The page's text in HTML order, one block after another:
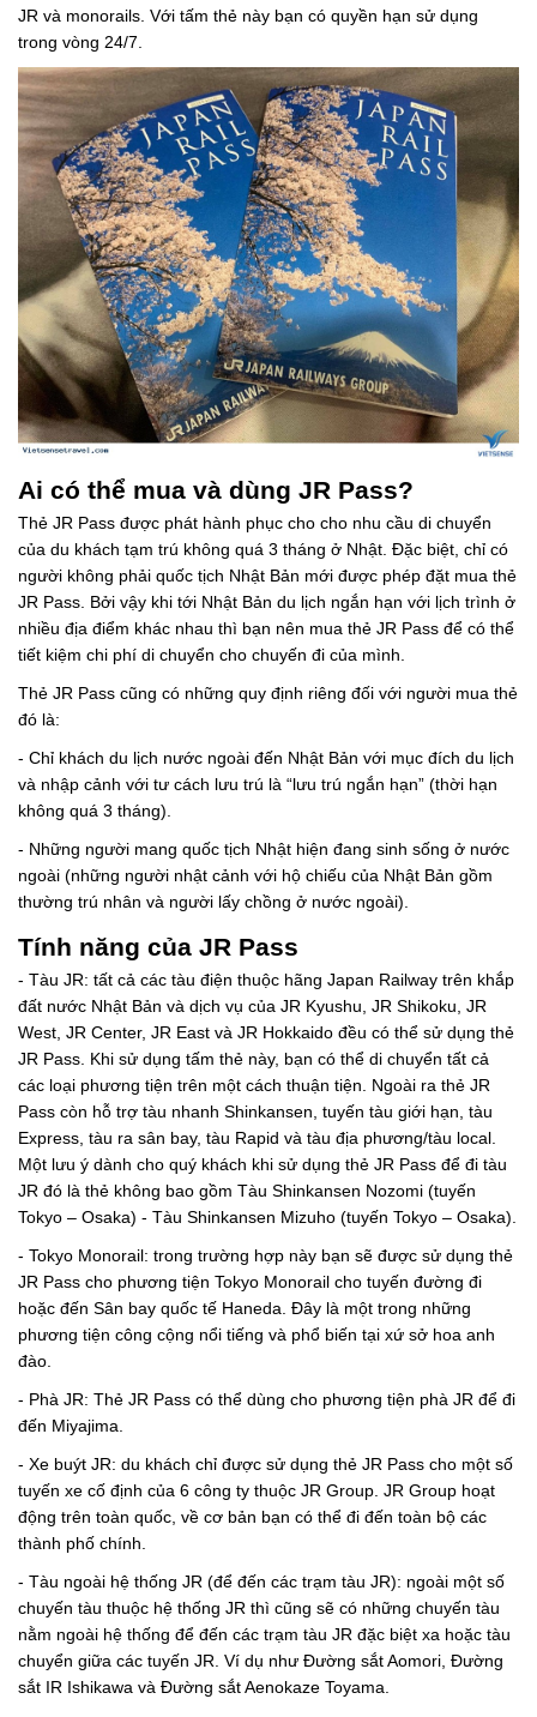
JR và monorails. Với tấm thẻ này bạn có quyền hạn sử dụng
trong vòng 24/7.
Ai có thể mua và dùng JR Pass?
Thẻ JR Pass được phát hành phục cho cho nhu cầu di chuyển
của du khách tạm trú không quá 3 tháng ở Nhật. Đặc biệt, chỉ có
người không phải quốc tịch Nhật Bản mới được phép đặt mua thẻ
JR Pass. Bởi vậy khi tới Nhật Bản du lịch ngắn hạn với lịch trình ở
nhiều địa điểm khác nhau thì bạn nên mua thẻ JR Pass để có thể
tiết kiệm chi phí di chuyển cho chuyến đi của mình.
Thẻ JR Pass cũng có những quy định riêng đối với người mua thẻ
đó là:
- Chỉ khách du lịch nước ngoài đến Nhật Bản với mục đích du lịch
và nhập cảnh với tư cách lưu trú là “lưu trú ngắn hạn” (thời hạn
không quá 3 tháng).
- Những người mang quốc tịch Nhật hiện đang sinh sống ở nước
ngoài (những người nhật cảnh với hộ chiếu của Nhật Bản gồm
thường trú nhân và người lấy chồng ở nước ngoài).
Tính năng của JR Pass
- Tàu JR: tất cả các tàu điện thuộc hãng Japan Railway trên khắp
đất nước Nhật Bản và dịch vụ của JR Kyushu, JR Shikoku, JR
West, JR Center, JR East và JR Hokkaido đều có thể sử dụng thẻ
JR Pass. Khi sử dụng tấm thẻ này, bạn có thể di chuyển tất cả
các loại phương tiện trên một cách thuận tiện. Ngoài ra thẻ JR
Pass còn hỗ trợ tàu nhanh Shinkansen, tuyến tàu giới hạn, tàu
Express, tàu ra sân bay, tàu Rapid và tàu địa phương/tàu local.
Một lưu ý dành cho quý khách khi sử dụng thẻ JR Pass để đi tàu
JR đó là thẻ không bao gồm Tàu Shinkansen Nozomi (tuyến
Tokyo – Osaka) - Tàu Shinkansen Mizuho (tuyến Tokyo – Osaka).
- Tokyo Monorail: trong trường hợp này bạn sẽ được sử dụng thẻ
JR Pass cho phương tiện Tokyo Monorail cho tuyến đường đi
hoặc đến Sân bay quốc tế Haneda. Đây là một trong những
phương tiện công cộng nổi tiếng và phổ biến tại xứ sở hoa anh
đào.
- Phà JR: Thẻ JR Pass có thể dùng cho phương tiện phà JR để đi
đến Miyajima.
- Xe buýt JR: du khách chỉ được sử dụng thẻ JR Pass cho một số
tuyến xe cố định của 6 công ty thuộc JR Group. JR Group hoạt
động trên toàn quốc, về cơ bản bạn có thể đi đến toàn bộ các
thành phố chính.
- Tàu ngoài hệ thống JR (để đến các trạm tàu JR): ngoài một số
chuyến tàu thuộc hệ thống JR thì cũng sẽ có những chuyến tàu
nằm ngoài hệ thống để đến các trạm tàu JR đặc biệt xa hoặc tàu
chuyển giữa các tuyến JR. Ví dụ như Đường sắt Aomori, Đường
sắt IR Ishikawa và Đường sắt Aenokaze Toyama.